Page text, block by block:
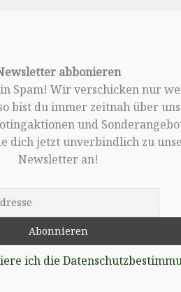
abbonieren
Spam! Wir verschicken nur
bist du immer zeitnah über
und
dich jetzt unverbindlich zu
Newsletter an!
ich die